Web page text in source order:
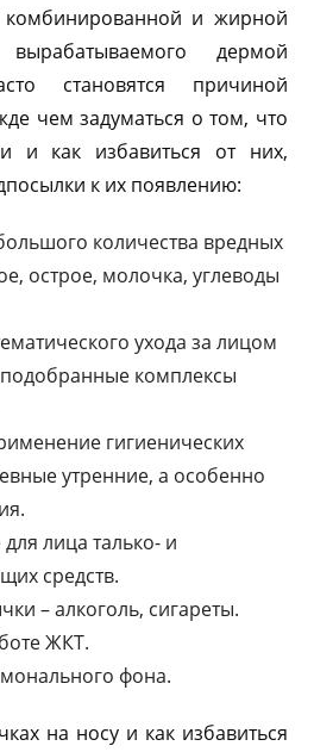
и жирной
дермой
становятся причиной
чем задуматься о том, что
и как избавиться от них,
к их появлению:
количества вредных
острое, молочка, углеводы
ухода за лицом
комплексы
гигиенических
утренние, а особенно
лица талько- и
средств.
– алкоголь, сигареты.
ЖКТ.
фона.
на носу и как избавиться